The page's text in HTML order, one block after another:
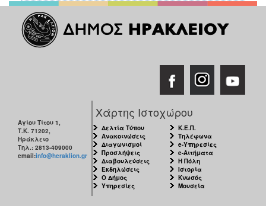
Αγίου Τίτου 1,
Τ.Κ. 71202,
Ηράκλειο
Τηλ.: 2813-409000
email:info@heraklion.gr
Χάρτης Ιστοχώρου
Δελτία Τύπου
Ανακοινώσεις
Διαγωνισμοί
Προσλήψεις
Διαβουλεύσεις
Εκδηλώσεις
Ο Δήμος
Υπηρεσίες
Κ.Ε.Π.
Τηλέφωνα
e-Υπηρεσίες
e-Αιτήματα
Η Πόλη
Ιστορία
Κνωσός
Μουσεία